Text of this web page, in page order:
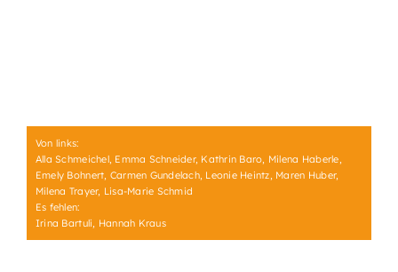
Von links:
Alla Schmeichel, Emma Schneider, Kathrin Baro, Milena Haberle,
Emely Bohnert, Carmen Gundelach, Leonie Heintz, Maren Huber,
Milena Trayer, Lisa-Marie Schmid
Es fehlen:
Irina Bartuli, Hannah Kraus